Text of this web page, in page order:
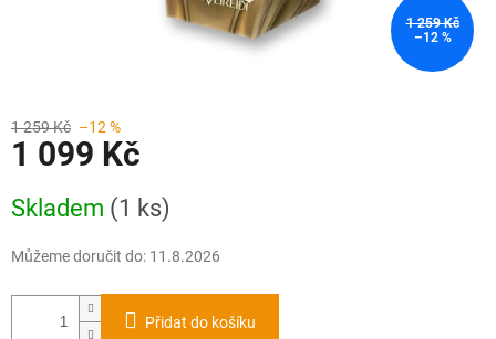
1 259 Kč
–12 %
1 259 Kč –12 %
1 099 Kč
cena:
Skladem (1 ks)
Můžeme doručit do: 11.8.2026
Přidat do košíku